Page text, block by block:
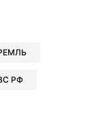
Viber
в Whatsapp
в Messenger
в LinkedIn
РФ